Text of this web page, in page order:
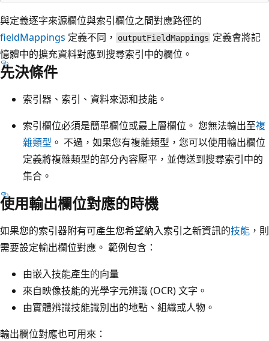
與定義逐字來源欄位與索引欄位之間對應路徑的
fieldMappings 定義不同， outputFieldMappings 定義會將記
憶體中的擴充資料對應到搜尋索引中的欄位。
先決條件
索引器、索引、資料來源和技能。
索引欄位必須是簡單欄位或最上層欄位。 您無法輸出至複
雜類型 。 不過，如果您有複雜類型，您可以使用輸出欄位
定義將複雜類型的部分內容壓平，並傳送到搜尋索引中的
集合。
使用輸出欄位對應的時機
如果您的索引器附有可產生您希望納入索引之新資訊的技能 ，則
需要設定輸出欄位對應。 範例包含：
由嵌入技能產生的向量
來自映像技能的光學字元辨識 (OCR) 文字。
由實體辨識技能識別出的地點、組織或人物。
輸出欄位對應也可用來：